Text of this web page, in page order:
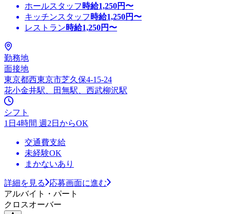
ホールスタッフ 時給1,250円〜
キッチンスタッフ 時給1,250円〜
レストラン時給1,250円〜
勤務地
面接地
東京都西東京市芝久保4-15-24
花小金井駅、田無駅、西武柳沢駅
シフト
1日4時間 週2日からOK
交通費支給
未経験OK
まかないあり
詳細を見る
応募画面に進む
アルバイト・パート
クロスオーバー